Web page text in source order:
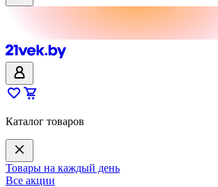
Каталог товаров
Товары на каждый день
Все акции